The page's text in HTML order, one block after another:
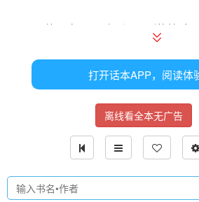
而他再次开口时，江雪唰的抬眸，
“应鼬少爷的要求，在下被族长富
各种忍术，尤其是我们宇智波的各种
“众所周知，宇智波以强大的瞳术
轮眼的话，要等你们觉醒以后才能学习
打开话本APP，阅读体
离线看全本无广告